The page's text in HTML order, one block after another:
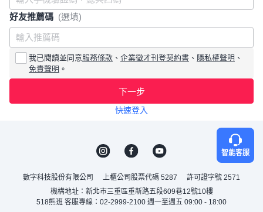
好友推薦碼 (選填)
我已閱讀並同意服務條款 、 企業徵才刊登契約書 、 隱私權聲明 、
免責聲明 。
下一步
快速登入
智能客服
數字科技股份有限公司 上櫃公司股票代碼 5287
許可證字號 2571
機構地址：新北市三重區重新路五段609巷12號10樓
518熊班 客服專線：02-2999-2100 週一至週五 09:00 - 18:00